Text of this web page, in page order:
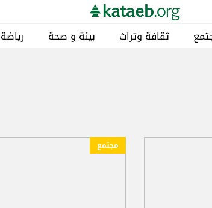
ثقافة وتراث بيئة و صحة رياضة
مجتمع